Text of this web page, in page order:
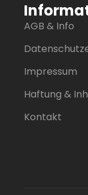
AGB & Info
Impressum
Haftung &
Kontakt